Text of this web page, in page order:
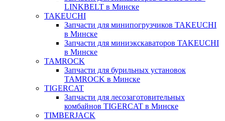
LINKBELT в Минске
TAKEUCHI
Запчасти для минипогрузчиков TAKEUCHI
в Минске
Запчасти для миниэкскаваторов TAKEUCHI
в Минске
TAMROCK
Запчасти для бурильных установок
TAMROCK в Минске
TIGERCAT
Запчасти для лесозаготовительных
комбайнов TIGERCAT в Минске
TIMBERJACK